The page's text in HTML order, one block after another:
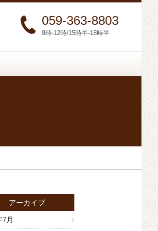
059-363-8803
9時-12時/15時半-18時半
アーカイブ
7月